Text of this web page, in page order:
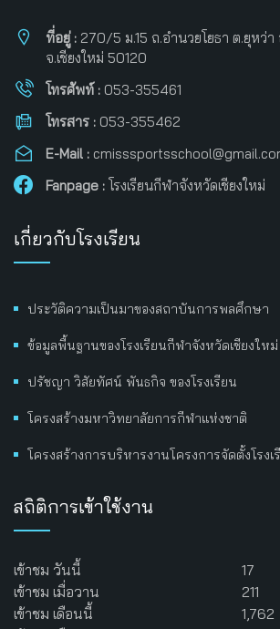
ที่อยู่ : 270/5 ม.15 ถ.อำนวยโยธา ต.ยุหว่
จ.เชียงใหม่ 50120
โทรศัพท์ : 053-355461
โทรสาร : 053-355462
E-Mail :
Fanpage : โรงเรียนกีฬาจังหวัดเชียงใหม่
เกี่ยวกับโรงเรียน
ประวัติความเป็นมาของสถาบันการพลศึกษา
ข้อมูลพื้นฐานของโรงเรียนกีฬาจังหวัดเชียงใหม่
ปรัชญา วิสัยทัศน์ พันธกิจ ของโรงเรียน
โครงสร้างมหาวิทยาลัยการกีฬาแห่งชาติ
โครงสร้างการบริหารงานโครงการจัดตั้งโรงเ
สถิติการเข้าใช้งาน
เข้าชม วันนี้
17
เข้าชม เมื่อวาน
211
เข้าชม เดือนนี้
1,762